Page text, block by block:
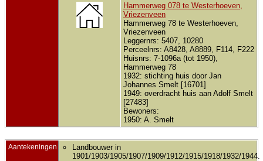
Hammerweg 078 te Westerhoeven,
Vriezenveen
Hammerweg 78 te Westerhoeven,
Vriezenveen
Leggernrs: 5407, 10280
Perceelnrs: A8428, A8889, F114, F222
Huisnrs: 7-1096a (tot 1950),
Hammerweg 78
1932: stichting huis door Jan
Johannes Smelt [16701]
1949: overdracht huis aan Adolf Smelt
[27483]
Bewoners:
1950: A. Smelt
Aantekeningen
Landbouwer in
1901/1903/1905/1907/1909/1912/1915/1918/1932/1944.